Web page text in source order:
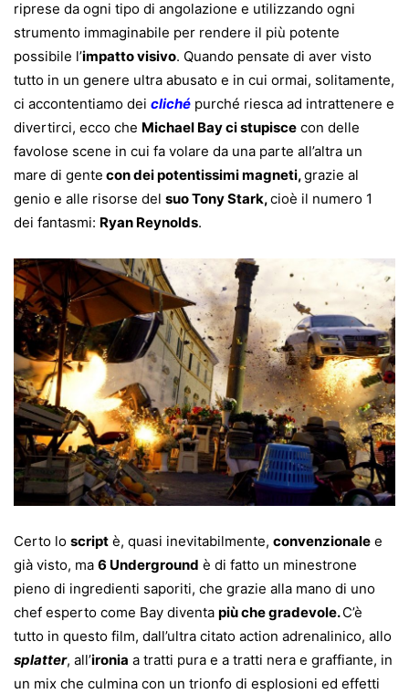
riprese da ogni tipo di angolazione e utilizzando ogni
strumento immaginabile per rendere il più potente
possibile l’impatto visivo. Quando pensate di aver visto
tutto in un genere ultra abusato e in cui ormai, solitamente,
ci accontentiamo dei cliché purché riesca ad intrattenere e
divertirci, ecco che Michael Bay ci stupisce con delle
favolose scene in cui fa volare da una parte all’altra un
mare di gente con dei potentissimi magneti,grazie al
genio e alle risorse del suo Tony Stark,cioè il numero 1
dei fantasmi: Ryan Reynolds.
Certo lo script è, quasi inevitabilmente, convenzionale e
già visto, ma 6 Underground è di fatto un minestrone
pieno di ingredienti saporiti, che grazie alla mano di uno
chef esperto come Bay diventa più che gradevole.C’è
tutto in questo film, dall’ultra citato action adrenalinico, allo
splatter, all’ironia a tratti pura e a tratti nera e graffiante, in
un mix che culmina con un trionfo di esplosioni ed effetti